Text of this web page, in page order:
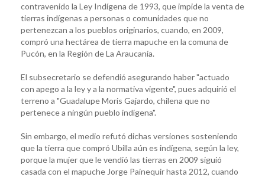
contravenido la Ley Indígena de 1993, que impide la venta de
tierras indígenas a personas o comunidades que no
pertenezcan a los pueblos originarios, cuando, en 2009,
compró una hectárea de tierra mapuche en la comuna de
Pucón, en la Región de La Araucanía.
El subsecretario se defendió asegurando haber "actuado
con apego a la ley y a la normativa vigente", pues adquirió el
terreno a "Guadalupe Moris Gajardo, chilena que no
pertenece a ningún pueblo indígena".
Sin embargo, el medio refutó dichas versiones sosteniendo
que la tierra que compró Ubilla aún es indígena, según la ley,
porque la mujer que le vendió las tierras en 2009 siguió
casada con el mapuche Jorge Painequir hasta 2012, cuando